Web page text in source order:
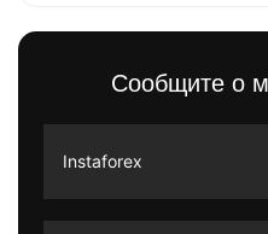
Сообщите о